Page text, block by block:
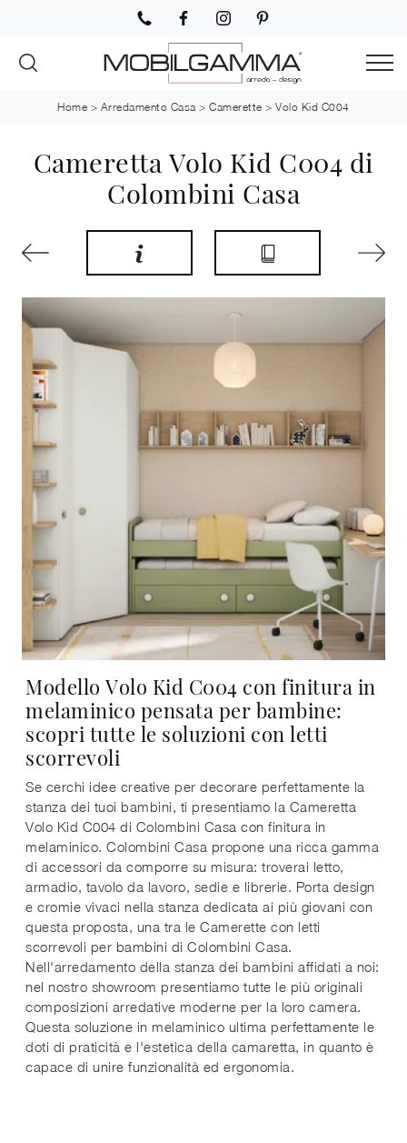
Home > Arredamento Casa >Camerette >Volo Kid C004
Cameretta Volo Kid C004 di
Colombini Casa
Modello Volo Kid C004 con finitura in
melaminico pensata per bambine:
scopri tutte le soluzioni con letti
scorrevoli
Se cerchi idee creative per decorare perfettamente la
stanza dei tuoi bambini, ti presentiamo la Cameretta
Volo Kid C004 di Colombini Casa con finitura in
melaminico. Colombini Casa propone una ricca gamma
di accessori da comporre su misura: troverai letto,
armadio, tavolo da lavoro, sedie e librerie. Porta design
e cromie vivaci nella stanza dedicata ai più giovani con
questa proposta, una tra le Camerette con letti
scorrevoli per bambini di Colombini Casa.
Nell'arredamento della stanza dei bambini affidati a noi:
nel nostro showroom presentiamo tutte le più originali
composizioni arredative moderne per la loro camera.
Questa soluzione in melaminico ultima perfettamente le
doti di praticità e l'estetica della camaretta, in quanto è
capace di unire funzionalità ed ergonomia.